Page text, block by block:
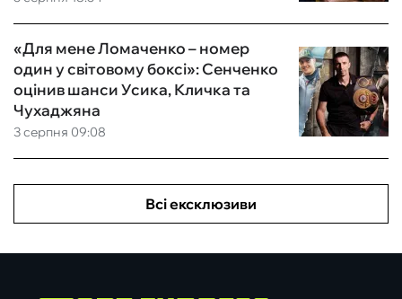
3 серпня 09:08
«Для мене Ломаченко – номер
один у світовому боксі»: Сенченко
оцінив шанси Усика, Кличка та
Чухаджяна
Всі ексклюзиви